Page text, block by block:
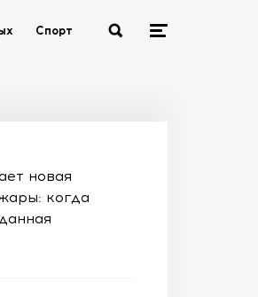
Спорт
новая
когда